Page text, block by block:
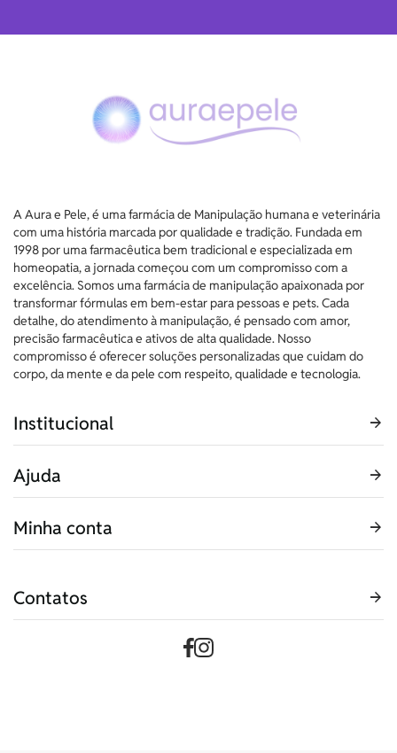
A Aura e Pele, é uma farmácia de Manipulação humana e veterinária
com uma história marcada por qualidade e tradição. Fundada em
1998 por uma farmacêutica bem tradicional e especializada em
homeopatia, a jornada começou com um compromisso com a
excelência. Somos uma farmácia de manipulação apaixonada por
transformar fórmulas em bem-estar para pessoas e pets. Cada
detalhe, do atendimento à manipulação, é pensado com amor,
precisão farmacêutica e ativos de alta qualidade. Nosso
compromisso é oferecer soluções personalizadas que cuidam do
corpo, da mente e da pele com respeito, qualidade e tecnologia.
Institucional
Ajuda
Minha conta
Contatos